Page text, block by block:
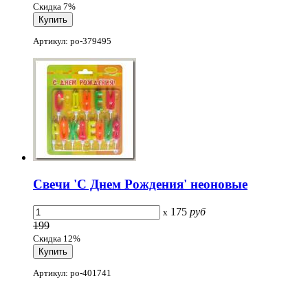
Скидка 7%
Артикул: po-379495
Свечи 'С Днем Рождения' неоновые
x 175 руб
199
Скидка 12%
Артикул: po-401741